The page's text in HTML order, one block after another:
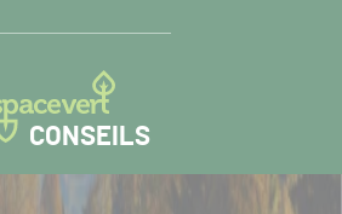
CONSEILS